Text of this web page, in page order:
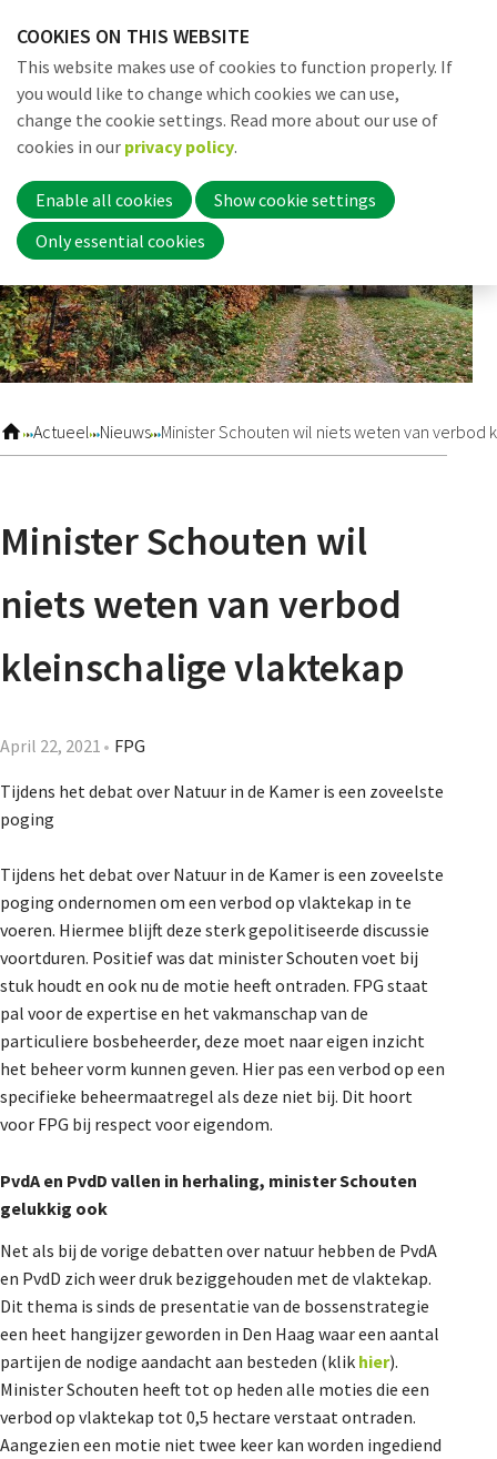
links
Jump
to
navigation
to
main
content
Actueel Nieuws Minister Schouten wil niets weten van verbod
Minister Schouten wil
niets weten van verbod
kleinschalige vlaktekap
April 22, 2021 FPG
Tijdens het debat over Natuur in de Kamer is een zoveelste
poging
Tijdens het debat over Natuur in de Kamer is een zoveelste
poging ondernomen om een verbod op vlaktekap in te
voeren. Hiermee blijft deze sterk gepolitiseerde discussie
voortduren. Positief was dat minister Schouten voet bij
stuk houdt en ook nu de motie heeft ontraden. FPG staat
pal voor de expertise en het vakmanschap van de
particuliere bosbeheerder, deze moet naar eigen inzicht
het beheer vorm kunnen geven. Hier pas een verbod op een
specifieke beheermaatregel als deze niet bij. Dit hoort
voor FPG bij respect voor eigendom.
PvdA en PvdD vallen in herhaling, minister Schouten
gelukkig ook
Net als bij de vorige debatten over natuur hebben de PvdA
en PvdD zich weer druk beziggehouden met de vlaktekap.
Dit thema is sinds de presentatie van de bossenstrategie
een heet hangijzer geworden in Den Haag waar een aantal
partijen de nodige aandacht aan besteden (klik hier).
Minister Schouten heeft tot op heden alle moties die een
verbod op vlaktekap tot 0,5 hectare verstaat ontraden.
Aangezien een motie niet twee keer kan worden ingediend
Home
Nieuwsbrief
Dossiers
De Landeigenaar
Contact
COOKIES ON THIS WEBSITE
This website makes use of cookies to function properly. If
you would like to change which cookies we can use,
change the cookie settings. Read more about our use of
cookies in our privacy policy.
Enable all cookies
Show cookie settings
Only essential cookies